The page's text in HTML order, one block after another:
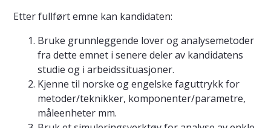
Etter fullført emne kan kandidaten:
Bruke grunnleggende lover og analysemetoder
fra dette emnet i senere deler av kandidatens
studie og i arbeidssituasjoner.
Kjenne til norske og engelske faguttrykk for
metoder/teknikker, komponenter/parametre,
måleenheter mm.